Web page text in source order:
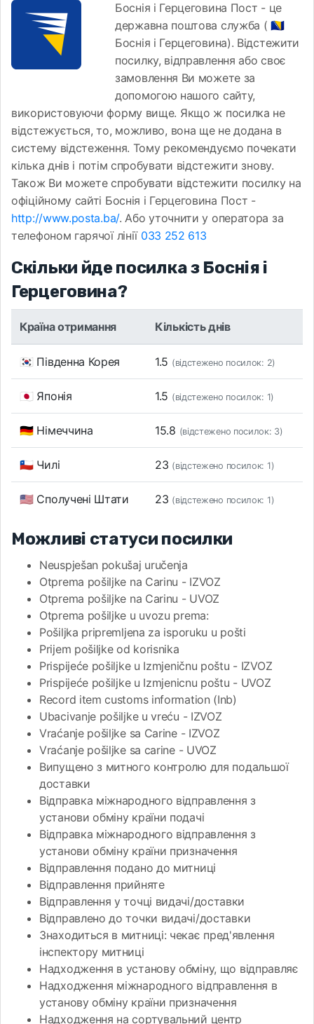
Боснія і Герцеговина Пост - це
державна поштова служба ( 🇧🇦
Боснія і Герцеговина). Відстежити
посилку, відправлення або своє
замовлення Ви можете за
допомогою нашого сайту,
використовуючи форму вище. Якщо ж посилка не
відстежується, то, можливо, вона ще не додана в
систему відстеження. Тому рекомендуємо почекати
кілька днів і потім спробувати відстежити знову.
Також Ви можете спробувати відстежити посилку на
офіційному сайті Боснія і Герцеговина Пост -
http://www.posta.ba/. Або уточнити у оператора за
телефоном гарячої лінії 033 252 613
Скільки йде посилка з Боснія і
Герцеговина?
Країна отримання Кількість днів
🇰🇷 Південна Корея 1.5 (відстежено посилок: 2)
🇯🇵 Японія 1.5 (відстежено посилок: 1)
🇩🇪 Німеччина 15.8 (відстежено посилок: 3)
🇨🇱 Чилі 23 (відстежено посилок: 1)
🇺🇸 Сполучені Штати 23 (відстежено посилок: 1)
Можливі статуси посилки
Neuspješan pokušaj uručenja
Otprema pošiljke na Carinu - IZVOZ
Otprema pošiljke na Carinu - UVOZ
Otprema pošiljke u uvozu prema:
Pošiljka pripremljena za isporuku u pošti
Prijem pošiljke od korisnika
Prispijeće pošiljke u Izmjeničnu poštu - IZVOZ
Prispijeće pošiljke u Izmjenicnu poštu - UVOZ
Record item customs information (Inb)
Ubacivanje pošiljke u vreću - IZVOZ
Vraćanje pošiljke sa Carine - IZVOZ
Vraćanje pošiljke sa carine - UVOZ
Випущено з митного контролю для подальшої
доставки
Відправка міжнародного відправлення з
установи обміну країни подачі
Відправка міжнародного відправлення з
установи обміну країни призначення
Відправлення подано до митниці
Відправлення прийняте
Відправлення у точці видачі/доставки
Відправлено до точки видачі/доставки
Знаходиться в митниці: чекає пред'явлення
інспектору митниці
Надходження в установу обміну, що відправляє
Надходження міжнародного відправлення в
установу обміну країни призначення
Надходження на сортувальний центр